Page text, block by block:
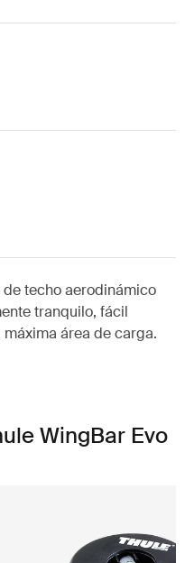
techo aerodinámico
tranquilo, fácil
área de carga.
WingBar Evo